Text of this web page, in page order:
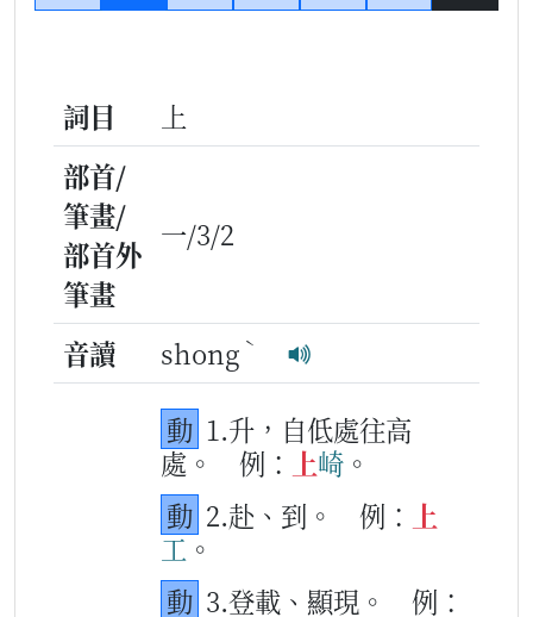
詞目
上
部首/
筆畫/
部首外
筆畫
一/3/2
音讀 shong ˋ
動 1.升，自低處往高
處。
例： 上崎 。
動 2.赴、到。 例： 上
工。
動 3.登載、顯現。
例：